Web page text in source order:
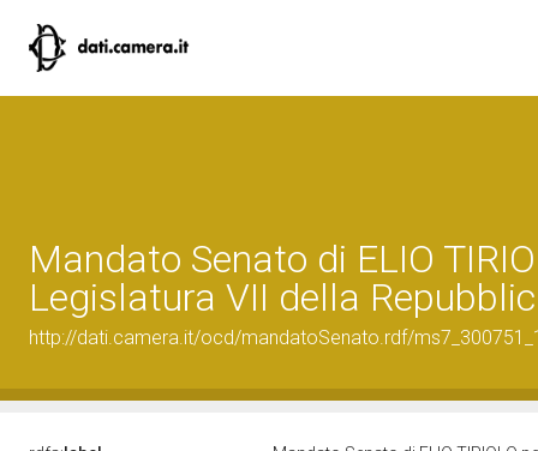
Mandato Senato di ELIO
Legislatura VII della
http://dati.camera.it/ocd/mandatoSenato.rdf/